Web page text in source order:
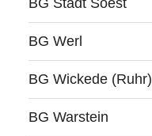
BG Werl
BG Wickede (Ruhr)
BG Warstein